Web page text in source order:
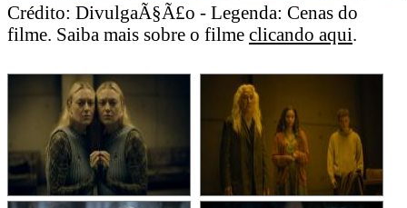
Crédito: DivulgaÃ§Ã£o - Legenda: Cenas do
filme. Saiba mais sobre o filme clicando aqui.